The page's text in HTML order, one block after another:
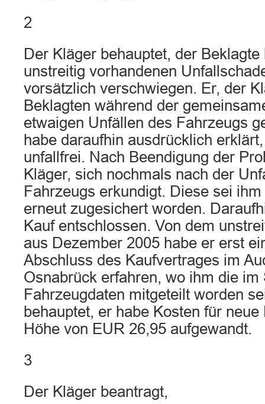
2
Der Kläger behauptet, der
unstreitig vorhandenen
vorsätzlich verschwiegen. Er, der
Beklagten während der
etwaigen Unfällen des Fahrzeugs
habe daraufhin ausdrücklich
unfallfrei. Nach Beendigung der
Kläger, sich nochmals nach der
Fahrzeugs erkundigt. Diese sei
erneut zugesichert worden.
Kauf entschlossen. Von dem
aus Dezember 2005 habe er erst
Abschluss des Kaufvertrages im
Osnabrück erfahren, wo ihm die im
Fahrzeugdaten mitgeteilt worden
behauptet, er habe Kosten für
Höhe von EUR 26,95 aufgewandt.
3
Der Kläger beantragt,